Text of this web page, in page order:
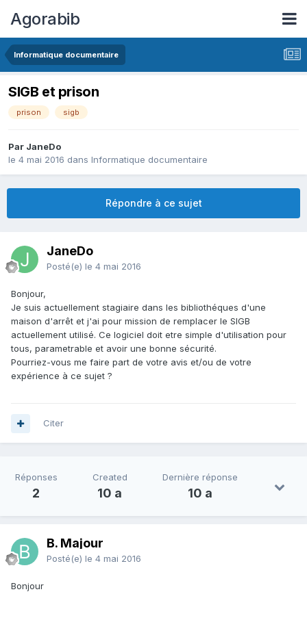
Agorabib
Informatique documentaire
SIGB et prison
prison sigb
Par JaneDo
le 4 mai 2016 dans Informatique documentaire
Répondre à ce sujet
JaneDo
Posté(e) le 4 mai 2016
Bonjour,
Je suis actuellement stagiaire dans les bibliothéques d'une
maison d'arrêt et j'ai pour mission de remplacer le SIGB
actuellement utilisé. Ce logiciel doit etre simple d'utilisation pour
tous, parametrable et avoir une bonne sécurité.
Pourriez-vous me faire part de votre avis et/ou de votre
expérience à ce sujet ?
Citer
Réponses
2
Created
10 a
Dernière réponse
10 a
B. Majour
Posté(e) le 4 mai 2016
Bonjour